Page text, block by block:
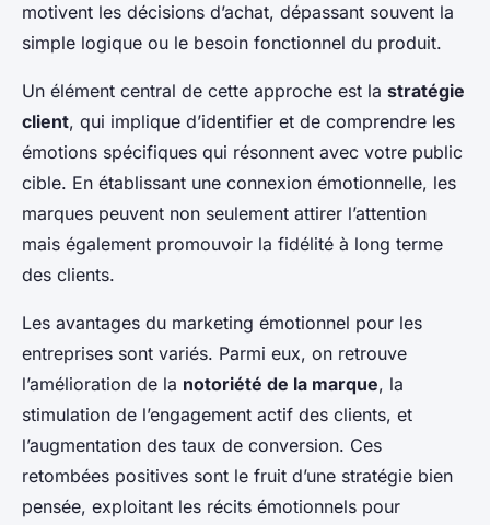
motivent les décisions d’achat, dépassant souvent la
simple logique ou le besoin fonctionnel du produit.
Un élément central de cette approche est la stratégie
client, qui implique d’identifier et de comprendre les
émotions spécifiques qui résonnent avec votre public
cible. En établissant une connexion émotionnelle, les
marques peuvent non seulement attirer l’attention
mais également promouvoir la fidélité à long terme
des clients.
Les avantages du marketing émotionnel pour les
entreprises sont variés. Parmi eux, on retrouve
l’amélioration de la notoriété de la marque, la
stimulation de l’engagement actif des clients, et
l’augmentation des taux de conversion. Ces
retombées positives sont le fruit d’une stratégie bien
pensée, exploitant les récits émotionnels pour